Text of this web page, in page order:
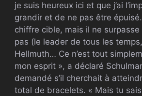
je suis heureux ici et que j’ai
grandir et de ne pas être épuisé.
chiffre cible, mais il ne
pas (le leader de tous les
Hellmuth… Ce n’est tout
mon esprit », a déclaré
demandé s’il cherchait à
total de bracelets. « Mais tu